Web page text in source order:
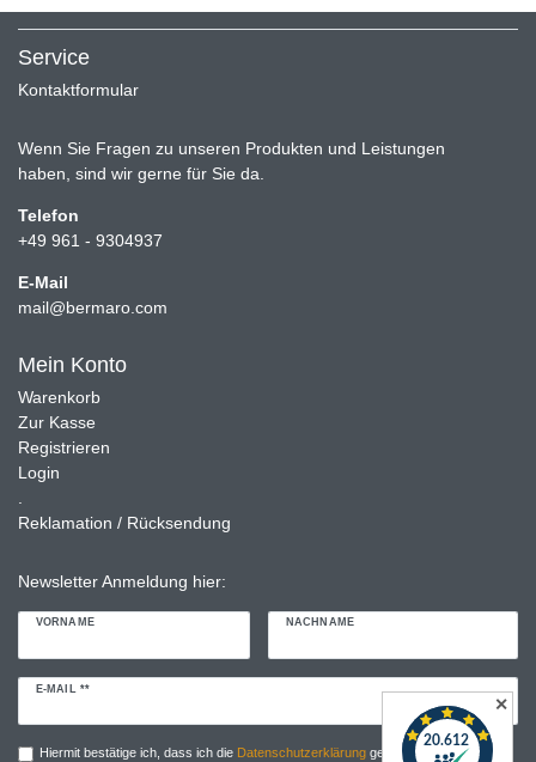
Service
Kontaktformular
Wenn Sie Fragen zu unseren Produkten und Leistungen
haben, sind wir gerne für Sie da.
Telefon
+49 961 - 9304937
E-Mail
mail@bermaro.com
Mein Konto
Warenkorb
Zur Kasse
Registrieren
Login
Reklamation / Rücksendung
Newsletter Anmeldung hier:
VORNAME NACHNAME
E-MAIL **
Newsletter
Hiermit bestätige ich, dass ich die Daten­schutz­erklärunggelesen habe. Meine
✕